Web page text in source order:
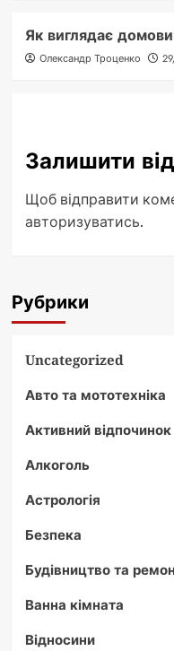
Як виглядає
Олександр Троценко
Залишити
Щоб відправити
авторизуватись.
Рубрики
Uncategorized
Авто та мототехніка
Активний відпочинок
Алкоголь
Астрологія
Безпека
Будівництво та
Ванна кімната
Відносини